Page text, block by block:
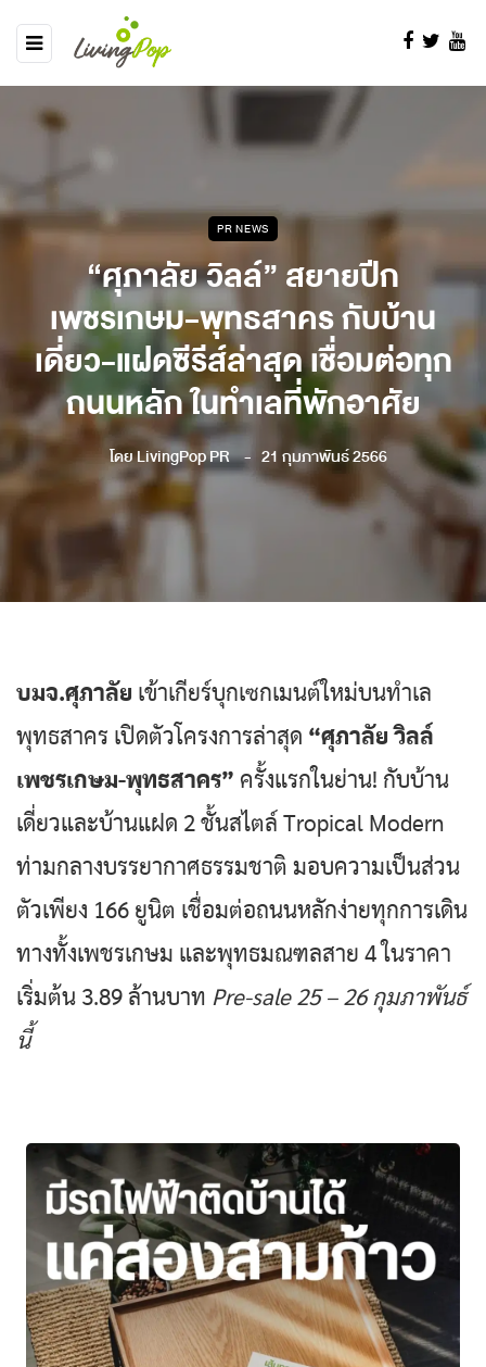
PR NEWS
“ศุภาลัย วิลล์” สยายปีก
เพชรเกษม-พุทธสาคร กับบ้าน
เดี่ยว-แฝดซีรีส์ล่าสุด เชื่อมต่อทุก
ถนนหลัก ในทำเลที่พักอาศัย
โดยLivingPop PR 21 กุมภาพันธ์ 2566
บมจ.ศุภาลัย เข้าเกียร์บุกเซกเมนต์ใหม่บนทำเล
พุทธสาคร เปิดตัวโครงการล่าสุด “ศุภาลัย วิลล์
เพชรเกษม-พุทธสาคร” ครั้งแรกในย่าน! กับบ้าน
เดี่ยวและบ้านแฝด 2 ชั้นสไตล์ Tropical Modern
ท่ามกลางบรรยากาศธรรมชาติ มอบความเป็นส่วน
ตัวเพียง 166 ยูนิต เชื่อมต่อถนนหลักง่ายทุกการเดิน
ทางทั้งเพชรเกษม และพุทธมณฑลสาย 4 ในราคา
เริ่มต้น 3.89 ล้านบาท Pre-sale 25 – 26 กุมภาพันธ์
นี้